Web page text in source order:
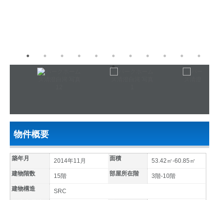
物件概要
築年月 2014年11月 面積
53.42㎡-60.85㎡
建物階数
15階 部屋所在階
3階-10階
建物構造
SRC